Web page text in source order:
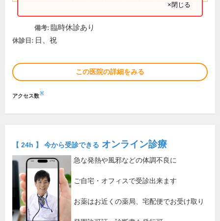
×閉じる
備考: 臨時休診あり
休診日: 日、祝
この医院の詳細をみる
アクセス数※
【 24h 】 今から受診できる オンライン診療
急な発熱や風邪などの体調不良に
ご自宅・オフィスで受診出来ます
お薬はお近くの薬局、宅配便でお受け取り